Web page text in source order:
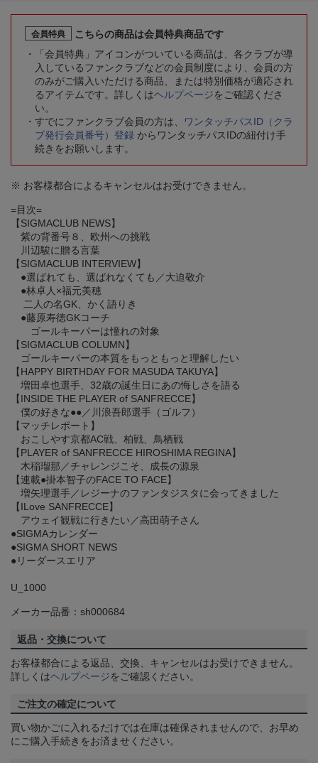
会員特典
こちらの商品は会員特典商品です
「会員特典」アイコンがついている商品は、各クラブが導
入しているファンクラブなどの会員制度により、会員の方
のみがご購入いただける商品、または特別価格が適応され
るアイテムです。詳しくはヘルプページをご確認くださ
い。
すでにファンクラブ会員の方は、
ワンタッチパスID（クラ
ブ発行会員番号）登録 からワンタッチパスIDの紐付け手
続きをお願いします。
※ お客様都合によるキャンセルはお受けできません。
=目次=
【SIGMACLUB NEWS】
紫の背番号８、欧州への挑戦
川辺駿に贈る言葉
【SIGMACLUB INTERVIEW】
●選ばれても、選ばれなくても／大迫敬介
●林卓人×福元美穂
二人の名GK、かく語りき
●藤原寿徳GKコーチ
ゴールキーパーは憧れの対象
【SIGMACLUB COLUMN】
ゴールキーパーの本質をもっともっと理解したい
【HAPPY BIRTHDAY FOR MASUDA TAKUYA】
増田卓也選手、32歳の誕生日にあの悔しさを語る
【INSIDE THE PLAYER of SANFRECCE】
僕の好きな●●／川浪吾郎選手（ゴルフ）
【マッチレポート】
おこしやす京都AC戦、柏戦、鳥栖戦
【PLAYER of SANFRECCE HIROSHIMA REGINA】
木稲瑠那／チャレンジこそ、成長の源泉
【連載●掛本智子のFACE TO FACE】
増矢理選手／レジーナのファンタジスタに会ってきました
【ILove SANFRECCE】
アウェイ観戦に行きたい／高田萌子さん
●SIGMAカレンダー
●SIGMA SHORT NEWS
●リーダースエリア
U_1000
メーカー品番：sh000684
返品・交換について
お客様都合による返品、交換、キャンセルはお受けできません。
詳しくはヘルプページをご確認ください。
ご注文の確定について
買い物かごに入れるだけでは在庫は確保されませんので、お早め
にご購入手続きをお済ませください。